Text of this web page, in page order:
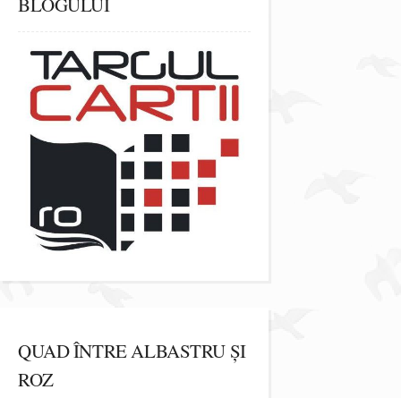
QUAD ÎNTRE ALBASTRU ȘI
ROZ